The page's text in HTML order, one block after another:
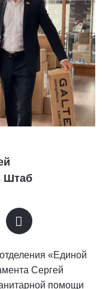
Штаб
«Единой
Сергей
помощи